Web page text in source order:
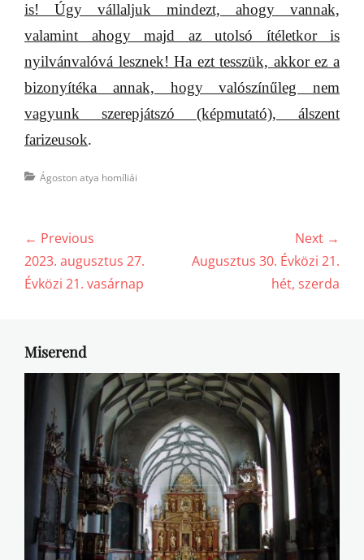
is! Úgy vállaljuk mindezt, ahogy vannak,
valamint ahogy majd az utolsó ítéletkor is
nyilvánvalóvá lesznek! Ha ezt tesszük, akkor ez a
bizonyítéka annak, hogy valószínűleg nem
vagyunk szerepjátszó (képmutató), álszent
farizeusok.
Categories
Ágoston atya homíliái
Bejegyzés
navigáció
← Previous
Previous
post:
2023. augusztus 27.
Évközi 21. vasárnap
Next →
Next
Augusztus 30. Évközi 21.
hét, szerda
Miserend